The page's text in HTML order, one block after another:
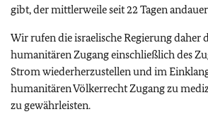
gibt, der mittlerweile seit 22 Tagen
Wir rufen die israelische Regierung daher
humanitären Zugang einschließlich des
Strom wiederherzustellen und im
humanitären Völkerrecht Zugang zu
zu gewährleisten.